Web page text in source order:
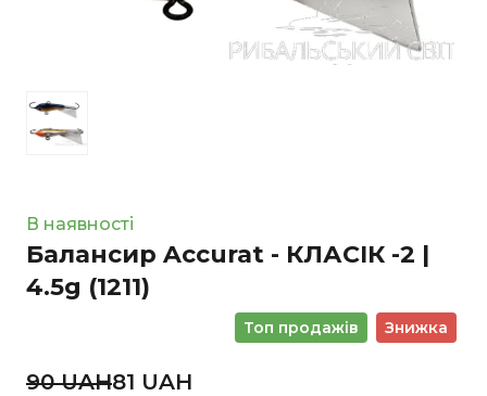
В наявності
Балансир Accurat - КЛАСІК -2 |
4.5g (1211)
Топ продажів Знижка
90 UAН81 UAН